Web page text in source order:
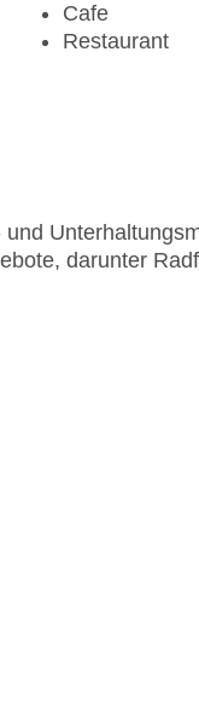
Cafe
Restaurant
darunter